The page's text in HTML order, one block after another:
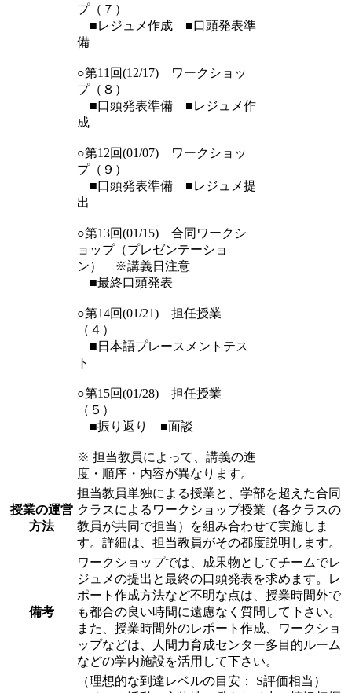
プ（７）
■レジュメ作成 ■口頭発表準
備
○第11回(12/17) ワークショッ
プ（８）
■口頭発表準備 ■レジュメ作
成
○第12回(01/07) ワークショッ
プ（９）
■口頭発表準備 ■レジュメ提
出
○第13回(01/15) 合同ワークシ
ョップ（プレゼンテーショ
ン） ※講義日注意
■最終口頭発表
○第14回(01/21) 担任授業
（４）
■日本語プレースメントテス
ト
○第15回(01/28) 担任授業
（５）
■振り返り ■面談
※ 担当教員によって、講義の進
度・順序・内容が異なります。
授業の運営
方法
担当教員単独による授業と、学部を超えた合同
クラスによるワークショップ授業（各クラスの
教員が共同で担当）を組み合わせて実施しま
す。詳細は、担当教員がその都度説明します。
備考
ワークショップでは、成果物としてチームでレ
ジュメの提出と最終の口頭発表を求めます。レ
ポート作成方法など不明な点は、授業時間外で
も都合の良い時間に遠慮なく質問して下さい。
また、授業時間外のレポート作成、ワークショ
ップなどは、人間力育成センター多目的ルーム
などの学内施設を活用して下さい。
（理想的な到達レベルの目安： S評価相当）